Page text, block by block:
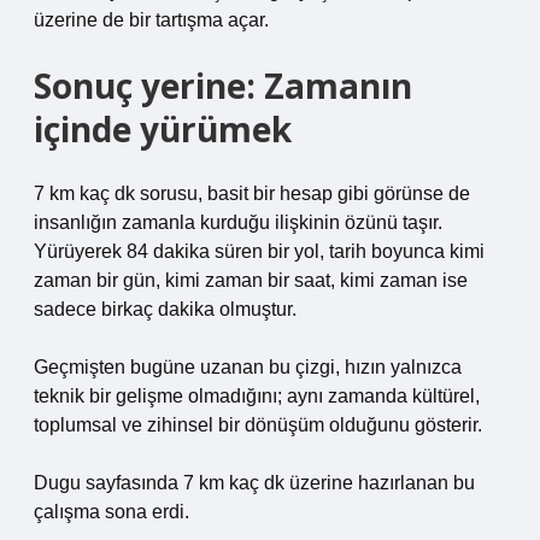
üzerine de bir tartışma açar.
Sonuç yerine: Zamanın
içinde yürümek
7 km kaç dk sorusu, basit bir hesap gibi görünse de
insanlığın zamanla kurduğu ilişkinin özünü taşır.
Yürüyerek 84 dakika süren bir yol, tarih boyunca kimi
zaman bir gün, kimi zaman bir saat, kimi zaman ise
sadece birkaç dakika olmuştur.
Geçmişten bugüne uzanan bu çizgi, hızın yalnızca
teknik bir gelişme olmadığını; aynı zamanda kültürel,
toplumsal ve zihinsel bir dönüşüm olduğunu gösterir.
Dugu sayfasında 7 km kaç dk üzerine hazırlanan bu
çalışma sona erdi.